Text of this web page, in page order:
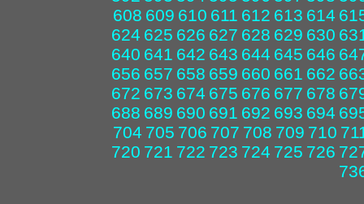
608 609 610 611 612 613 614
624 625 626 627 628 629 630
640 641 642 643 644 645 646
656 657 658 659 660 661 662
672 673 674 675 676 677 678
688 689 690 691 692 693 694
704 705 706 707 708 709 710
720 721 722 723 724 725 726